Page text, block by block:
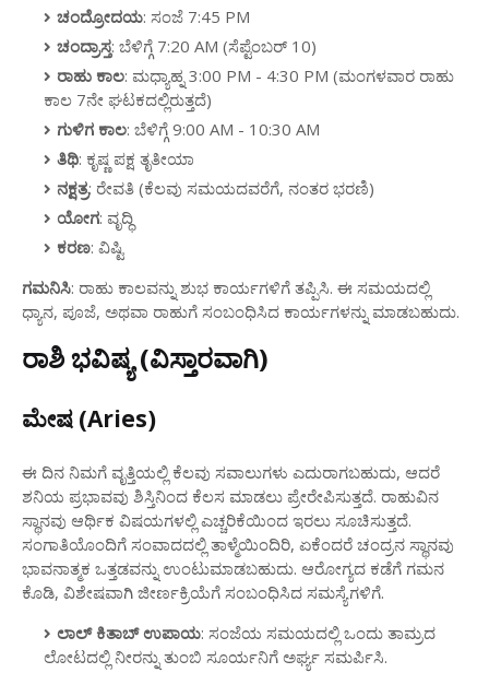
ಚಂದ್ರೋದಯ: ಸಂಜೆ 7:45 PM
ಚಂದ್ರಾಸ್ತ: ಬೆಳಿಗ್ಗೆ 7:20 AM (ಸೆಪ್ಟೆಂಬರ್ 10)
ರಾಹು ಕಾಲ: ಮಧ್ಯಾಹ್ನ 3:00 PM - 4:30 PM (ಮಂಗಳವಾರ ರಾಹು
ಕಾಲ 7ನೇ ಘಟಕದಲ್ಲಿರುತ್ತದೆ)
ಗುಳಿಗ ಕಾಲ: ಬೆಳಿಗ್ಗೆ 9:00 AM - 10:30 AM
ತಿಥಿ: ಕೃಷ್ಣ ಪಕ್ಷ ತೃತೀಯಾ
ನಕ್ಷತ್ರ: ರೇವತಿ (ಕೆಲವು ಸಮಯದವರೆಗೆ, ನಂತರ ಭರಣಿ)
ಯೋಗ: ವೃದ್ಧಿ
ಕರಣ: ವಿಷ್ಟಿ
ಗಮನಿಸಿ: ರಾಹು ಕಾಲವನ್ನು ಶುಭ ಕಾರ್ಯಗಳಿಗೆ ತಪ್ಪಿಸಿ. ಈ ಸಮಯದಲ್ಲಿ
ಧ್ಯಾನ, ಪೂಜೆ, ಅಥವಾ ರಾಹುಗೆ ಸಂಬಂಧಿಸಿದ ಕಾರ್ಯಗಳನ್ನು ಮಾಡಬಹುದು.
ರಾಶಿ ಭವಿಷ್ಯ (ವಿಸ್ತಾರವಾಗಿ)
ಮೇಷ (Aries)
ಈ ದಿನ ನಿಮಗೆ ವೃತ್ತಿಯಲ್ಲಿ ಕೆಲವು ಸವಾಲುಗಳು ಎದುರಾಗಬಹುದು, ಆದರೆ
ಶನಿಯ ಪ್ರಭಾವವು ಶಿಸ್ತಿನಿಂದ ಕೆಲಸ ಮಾಡಲು ಪ್ರೇರೇಪಿಸುತ್ತದೆ. ರಾಹುವಿನ
ಸ್ಥಾನವು ಆರ್ಥಿಕ ವಿಷಯಗಳಲ್ಲಿ ಎಚ್ಚರಿಕೆಯಿಂದ ಇರಲು ಸೂಚಿಸುತ್ತದೆ.
ಸಂಗಾತಿಯೊಂದಿಗೆ ಸಂವಾದದಲ್ಲಿ ತಾಳ್ಮೆಯಿಂದಿರಿ, ಏಕೆಂದರೆ ಚಂದ್ರನ ಸ್ಥಾನವು
ಭಾವನಾತ್ಮಕ ಒತ್ತಡವನ್ನು ಉಂಟುಮಾಡಬಹುದು. ಆರೋಗ್ಯದ ಕಡೆಗೆ ಗಮನ
ಕೊಡಿ, ವಿಶೇಷವಾಗಿ ಜೀರ್ಣಕ್ರಿಯೆಗೆ ಸಂಬಂಧಿಸಿದ ಸಮಸ್ಯೆಗಳಿಗೆ.
ಲಾಲ್ ಕಿತಾಬ್ ಉಪಾಯ: ಸಂಜೆಯ ಸಮಯದಲ್ಲಿ ಒಂದು ತಾಮ್ರದ
ಲೋಟದಲ್ಲಿ ನೀರನ್ನು ತುಂಬಿ ಸೂರ್ಯನಿಗೆ ಅರ್ಘ್ಯ ಸಮರ್ಪಿಸಿ.